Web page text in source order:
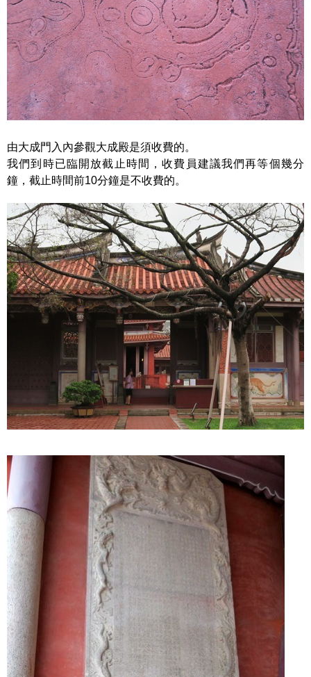
由大成門入內參觀大成殿是須收費的。
我們到時已臨開放截止時間，收費員建議我們再等個幾分
鐘，截止時間前10分鐘是不收費的。